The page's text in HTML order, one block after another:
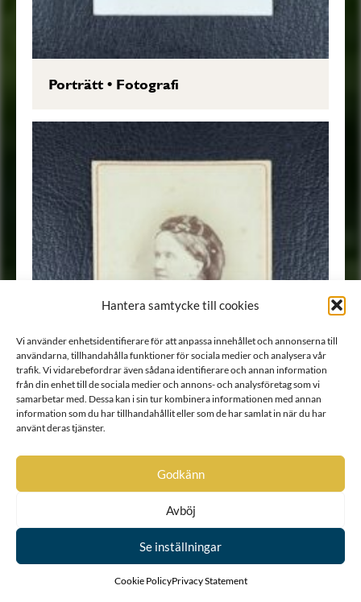
Hantera samtycke till cookies
Vi använder enhetsidentifierare för att anpassa innehållet och annonserna till
användarna, tillhandahålla funktioner för sociala medier och analysera vår
trafik. Vi vidarebefordrar även sådana identifierare och annan information
från din enhet till de sociala medier och annons- och analysföretag som vi
samarbetar med. Dessa kan i sin tur kombinera informationen med annan
information som du har tillhandahållit eller som de har samlat in när du har
använt deras tjänster.
Godkänn
Avböj
Se inställningar
Cookie PolicyPrivacy Statement
Porträtt• Fotografi
Porträtt•Fotografi